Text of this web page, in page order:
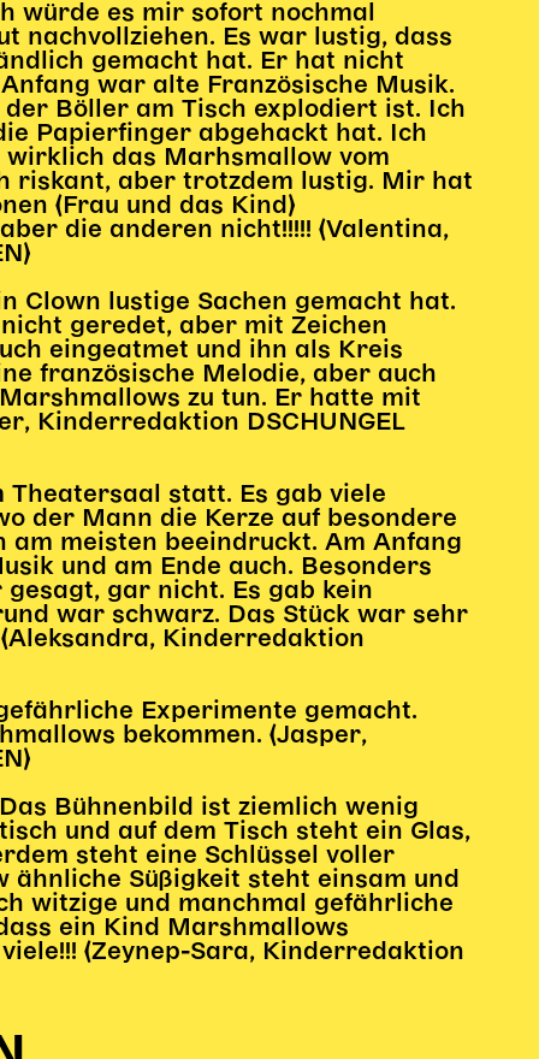
würde es mir sofort nochmal
nachvollziehen. Es war lustig, dass
gemacht hat. Er hat nicht
war alte Französische Musik.
Böller am Tisch explodiert ist. Ich
Papierfinger abgehackt hat. Ich
das Marhsmallow vom
riskant, aber trotzdem lustig. Mir hat
(Frau und das Kind)
die anderen nicht!!!!! (Valentina,
Clown lustige Sachen gemacht hat.
geredet, aber mit Zeichen
eingeatmet und ihn als Kreis
französische Melodie, aber auch
zu tun. Er hatte mit
Kinderredaktion DSCHUNGEL
Theatersaal statt. Es gab viele
der Mann die Kerze auf besondere
am meisten beeindruckt. Am Anfang
und am Ende auch. Besonders
gar nicht. Es gab kein
war schwarz. Das Stück war sehr
Kinderredaktion
Experimente gemacht.
bekommen. (Jasper,
Bühnenbild ist ziemlich wenig
und auf dem Tisch steht ein Glas,
steht eine Schlüssel voller
ähnliche Süßigkeit steht einsam und
witzige und manchmal gefährliche
ein Kind Marshmallows
(Zeynep-Sara, Kinderredaktion